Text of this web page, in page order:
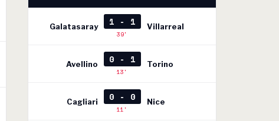
Galatasaray 1 - 1
39'
Villarreal
Avellino 0 - 1
13'
Torino
Cagliari 0 - 0
11'
Nice